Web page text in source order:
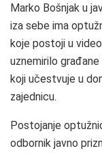
Marko Bošnjak u
iza sebe ima
koje postoji u
uznemirilo
koji učestvuje u
zajednicu.
Postojanje
odbornik javno